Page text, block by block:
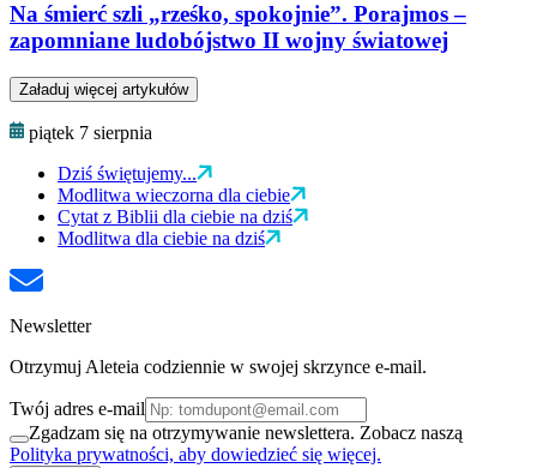
Na śmierć szli „rześko, spokojnie”. Porajmos –
zapomniane ludobójstwo II wojny światowej
Załaduj więcej artykułów
piątek 7 sierpnia
Dziś świętujemy...
Modlitwa wieczorna dla ciebie
Cytat z Biblii dla ciebie na dziś
Modlitwa dla ciebie na dziś
Newsletter
Otrzymuj Aleteia codziennie w swojej skrzynce e-mail.
Twój adres e-mail
Zgadzam się na otrzymywanie newslettera. Zobacz naszą
Polityka prywatności, aby dowiedzieć się więcej.